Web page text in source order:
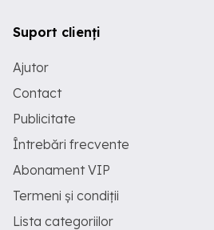
Suport clienți
Ajutor
Contact
Publicitate
Întrebări frecvente
Abonament VIP
Termeni și condiții
Lista categoriilor